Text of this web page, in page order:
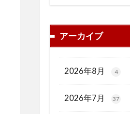
アーカイブ
2026年8月 4
2026年7月 37